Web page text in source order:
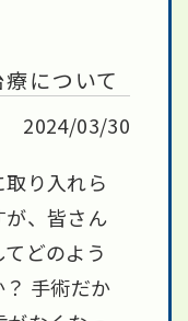
について
2024/03/30
り入れら
が、皆さん
どのよう
手術だか